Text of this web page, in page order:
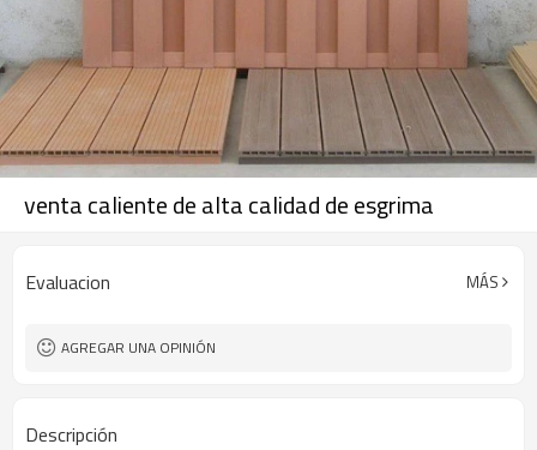
venta caliente de alta calidad de esgrima
Evaluacion MÁS
AGREGAR UNA OPINIÓN
Descripción